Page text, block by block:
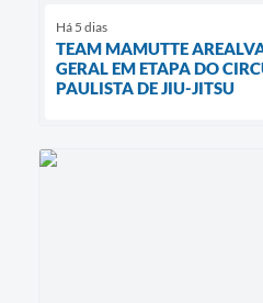
Há 5 dias
TEAM MAMUTTE
GERAL EM ETAPA DO
PAULISTA DE JIU-JITSU